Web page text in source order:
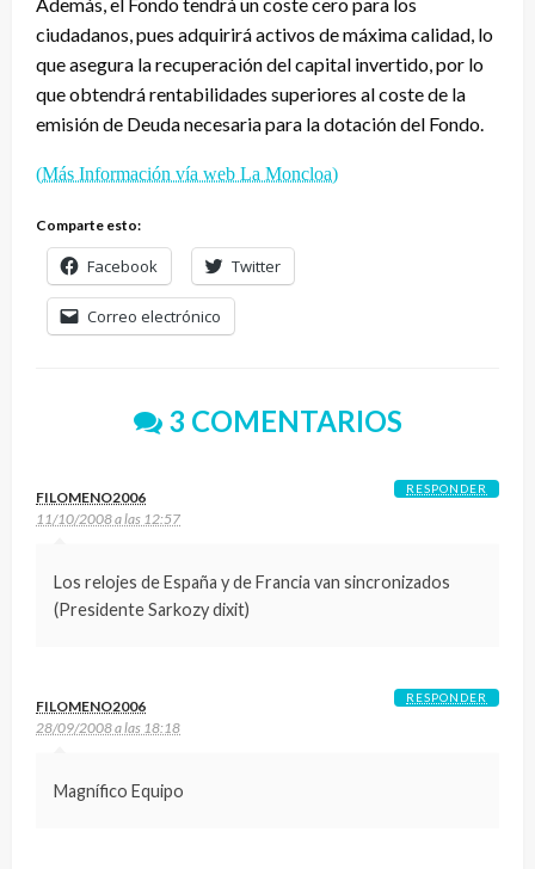
ciudadanos, pues adquirirá activos de máxima calidad, lo
que asegura la recuperación del capital invertido, por lo
que obtendrá rentabilidades superiores al coste de la
emisión de Deuda necesaria para la dotación del Fondo.
(Más Información vía web La Moncloa)
Comparte esto:
Facebook Twitter
Correo electrónico
3 COMENTARIOS
FILOMENO2006
11/10/2008 a las 12:57
Los relojes de España y de Francia van sincronizados
(Presidente Sarkozy dixit)
RESPONDER
FILOMENO2006
28/09/2008 a las 18:18
Magnífico Equipo
RESPONDER